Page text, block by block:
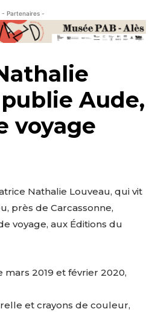
- Partenaires -
Aude,
voyage
Nathalie Louveau, qui vit
près de Carcassonne,
voyage, aux Éditions du
mars 2019 et février 2020,
et crayons de couleur,